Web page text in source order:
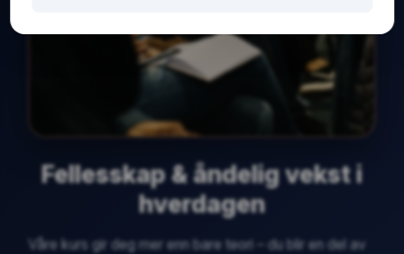
Fellesskap & åndelig vekst i
hverdagen
Våre kurs gir deg mer enn bare teori – du blir en del av